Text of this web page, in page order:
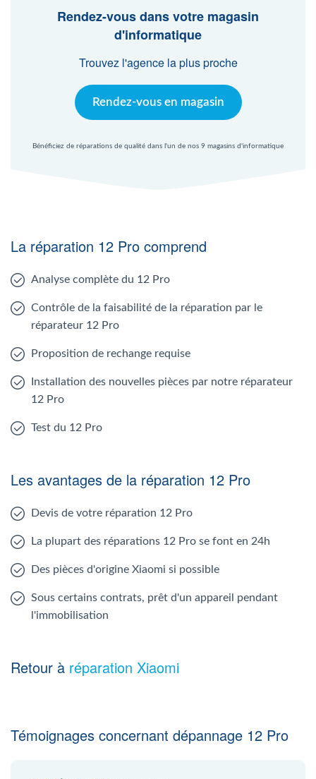
Rendez-vous dans votre magasin
d'informatique
Trouvez l'agence la plus proche
Rendez-vous en magasin
Bénéficiez de réparations de qualité dans l'un de nos 9 magasins d'informatique
La réparation 12 Pro comprend
Analyse complète du 12 Pro
Contrôle de la faisabilité de la réparation par le
réparateur 12 Pro
Proposition de rechange requise
Installation des nouvelles pièces par notre réparateur
12 Pro
Test du 12 Pro
Les avantages de la réparation 12 Pro
Devis de votre réparation 12 Pro
La plupart des réparations 12 Pro se font en 24h
Des pièces d'origine Xiaomi si possible
Sous certains contrats, prêt d'un appareil pendant
l'immobilisation
Retour à réparation Xiaomi
Témoignages concernant dépannage 12 Pro